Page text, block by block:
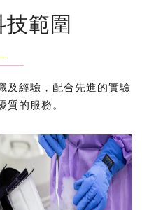
範圍
及經驗，配合先進的實驗
質的服務。